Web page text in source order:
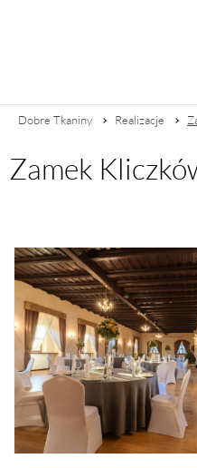
Dobre Tkaniny Realizacje
Zamek